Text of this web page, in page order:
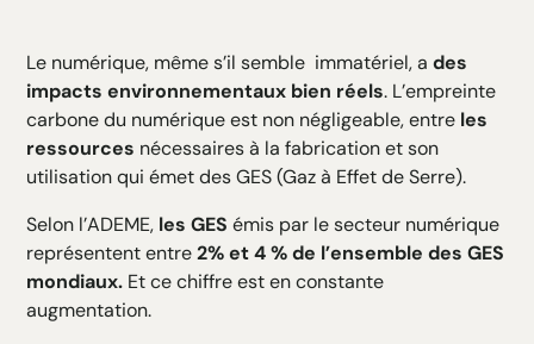
Le numérique, même s’il semble immatériel, ades
impacts environnementaux bien réels. L’empreinte
carbone du numérique est non négligeable, entre les
ressources nécessaires à la fabrication et son
utilisation qui émet des GES (Gaz à Effet de Serre).
Selon l’ADEME, les GESémis par le secteur numérique
représentent entre2% et 4 % de l’ensemble des GES
mondiaux. Et ce chiffre est en constante
augmentation.